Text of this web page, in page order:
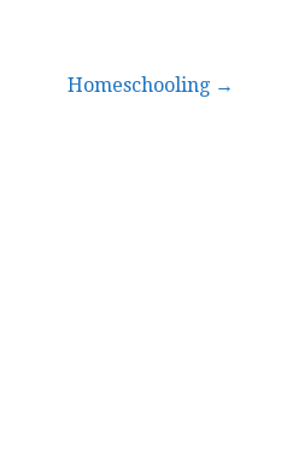
Homeschooling →